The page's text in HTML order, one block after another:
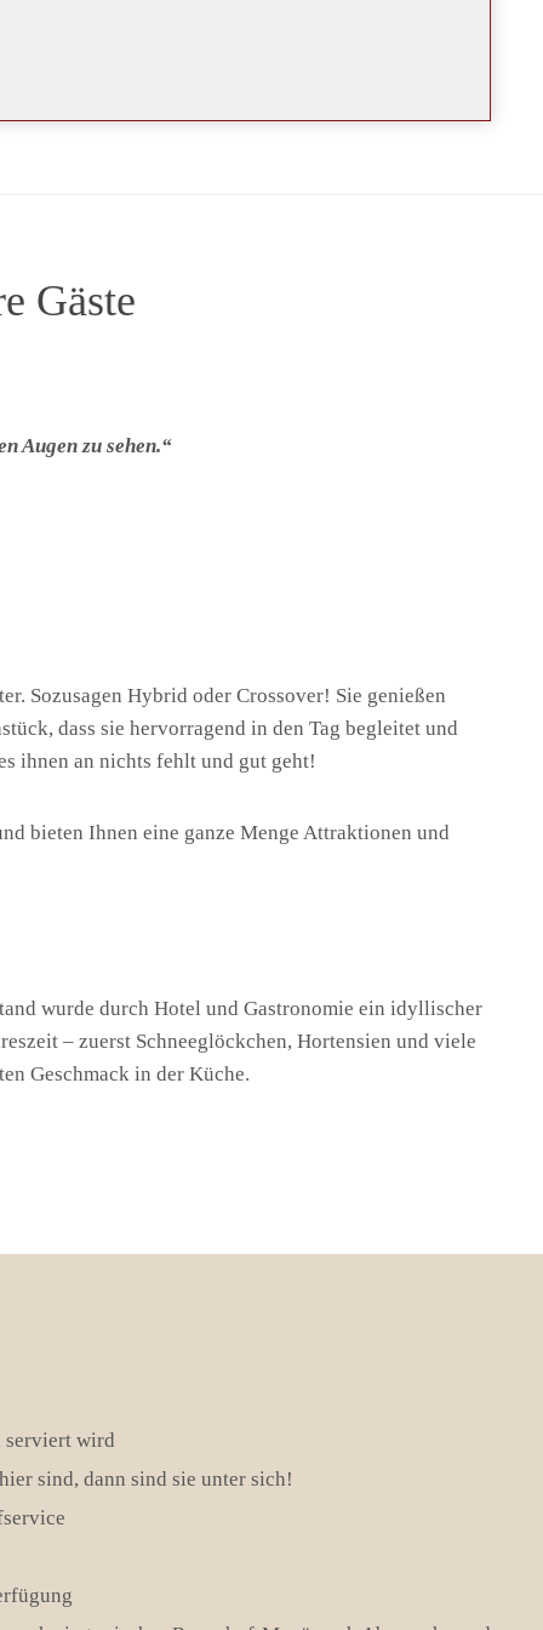
Gäste
Augen zu sehen.“
Sozusagen Hybrid oder Crossover! Sie genießen
dass sie hervorragend in den Tag begleitet und
ihnen an nichts fehlt und gut geht!
bieten Ihnen eine ganze Menge Attraktionen und
wurde durch Hotel und Gastronomie ein idyllischer
– zuerst Schneeglöckchen, Hortensien und viele
Geschmack in der Küche.
serviert wird
sind, dann sind sie unter sich!